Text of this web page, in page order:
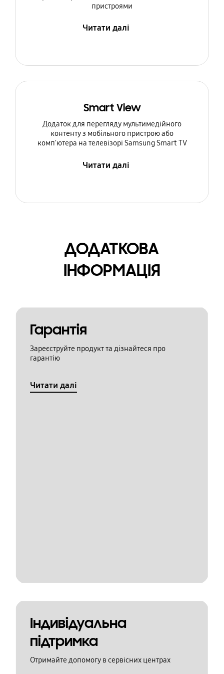
пристроями
Читати далі
Smart View
Додаток для перегляду мультимедійного
контенту з мобільного пристрою або
комп'ютера на телевізорі Samsung Smart TV
Читати далі
ДОДАТКОВА
ІНФОРМАЦІЯ
Гарантія
Зареєструйте продукт та дізнайтеся про
гарантію
Читати далі
Індивідуальна
підтримка
Отримайте допомогу в сервісних центрах